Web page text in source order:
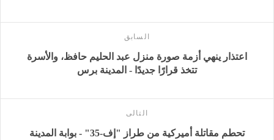
السابق
اعتذار ينهي أزمة صورة منزل عبد الحليم حافظ، والأسرة
تتخذ قرارًا جديدًا - المدينة برس
التالى
تحطم مقاتلة أميركية من طراز "إف-35" - بوابة المدينة